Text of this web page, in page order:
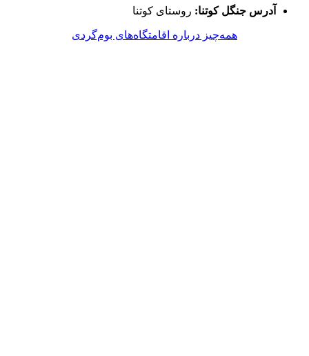
آدرس جنگل کوتنا: روستای کوتنا
همه‌چیز درباره اقامتگاه‌های بوم‌گردی